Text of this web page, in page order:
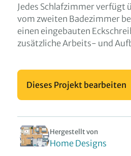
Jedes Schlafzimmer verfügt
vom zweiten Badezimmer
einen eingebauten
zusätzliche Arbeits- und
Dieses Projekt bearbeiten
Hergestellt von
Home Designs